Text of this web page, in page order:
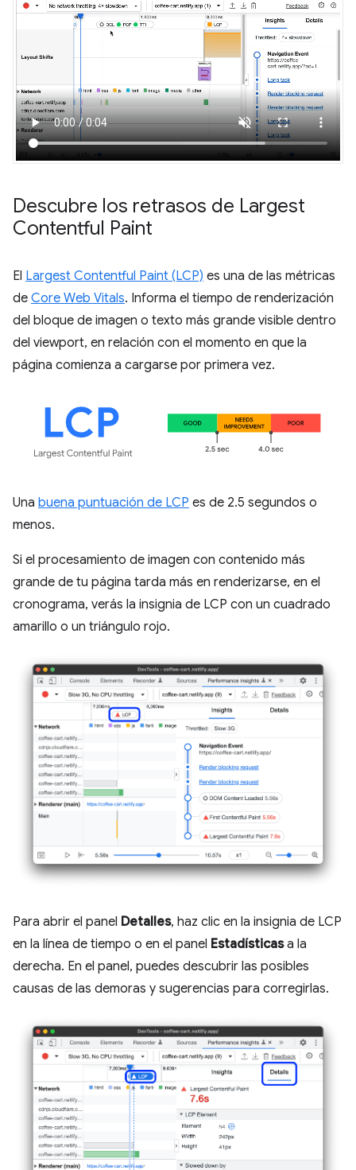
Descubre los retrasos de Largest
Contentful Paint
El Largest Contentful Paint (LCP) es una de las métricas
de Core Web Vitals. Informa el tiempo de renderización
del bloque de imagen o texto más grande visible dentro
del viewport, en relación con el momento en que la
página comienza a cargarse por primera vez.
Una buena puntuación de LCP es de 2.5 segundos o
menos.
Si el procesamiento de imagen con contenido más
grande de tu página tarda más en renderizarse, en el
cronograma, verás la insignia de LCP con un cuadrado
amarillo o un triángulo rojo.
Para abrir el panel Detalles, haz clic en la insignia de LCP
en la línea de tiempo o en el panel Estadísticasa la
derecha. En el panel, puedes descubrir las posibles
causas de las demoras y sugerencias para corregirlas.